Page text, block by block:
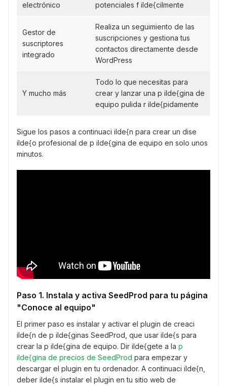
electrónico
potenciales f ilde{cilmente
Gestor de
suscriptores
integrado
Realiza un seguimiento de las
suscripciones y gestiona tus
contactos directamente desde
WordPress
Y mucho más
Todo lo que necesitas para
crear y lanzar una p ilde{gina de
equipo pulida r ilde{pidamente
Sigue los pasos a continuaci ilde{n para crear un dise
ilde{o profesional de p ilde{gina de equipo en solo unos
minutos.
Paso 1. Instala y activa SeedProd para tu página
"Conoce al equipo"
El primer paso es instalar y activar el plugin de creaci
ilde{n de p ilde{ginas SeedProd, que usar ilde{s para
crear la p ilde{gina de equipo. Dir ilde{gete a la p
ilde{gina de precios de SeedProd para empezar y
descargar el plugin en tu ordenador. A continuaci ilde{n,
deber ilde{s instalar el plugin en tu sitio web de